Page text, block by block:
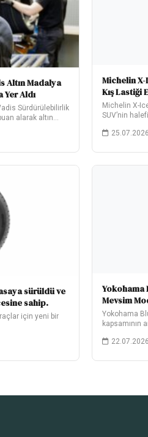
Altın Madalya
Yer Aldı
Sürdürülebilirlik
alarak altın
Michelin
Kış Lastiği
Michelin X-
SUV’nin
25.07.2026
sürüldü ve
sahip.
için yeni bir
Yokohama
Mevsim
Yokohama
kapsamının
22.07.2026